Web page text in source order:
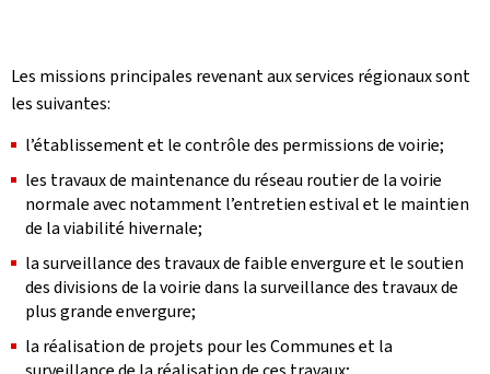
Les missions principales revenant aux services régionaux sont
les suivantes:
l’établissement et le contrôle des permissions de voirie;
les travaux de maintenance du réseau routier de la voirie
normale avec notamment l’entretien estival et le maintien
de la viabilité hivernale;
la surveillance des travaux de faible envergure et le soutien
des divisions de la voirie dans la surveillance des travaux de
plus grande envergure;
la réalisation de projets pour les Communes et la